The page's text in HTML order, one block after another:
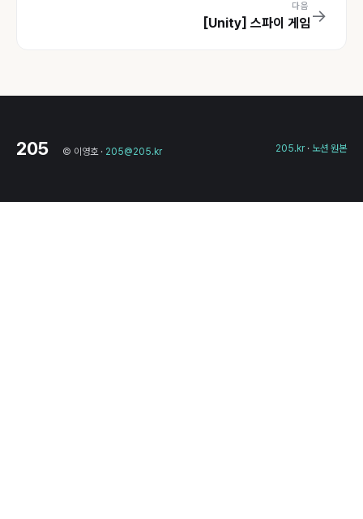
→
다음
[Unity] 스파이 게임
205 © 이영호 · 205@205.kr 205.kr · 노션 원본